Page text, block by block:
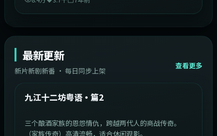
最新更新
新片新剧新番 · 每日同步上架
查看更多
最新
中国大陆 1:20:26
九江十二坊粤语·篇2
三个酿酒家族的恩怨情仇，跨越两代人的商战传奇。
（家族传奇）高清流畅，适合休闲观影。